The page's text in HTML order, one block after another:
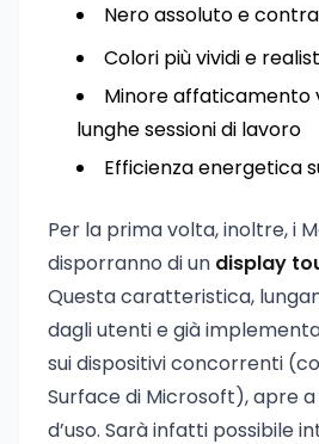
Nero assoluto e
Colori più vividi e
Minore affaticamento
lunghe sessioni di lavoro
Efficienza energetica
Per la prima volta, inoltre, i
disporranno di un display
Questa caratteristica,
dagli utenti e già
sui dispositivi concorrenti
Surface di Microsoft), apre
d’uso. Sarà infatti possibile